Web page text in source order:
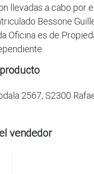
llevadas a cabo por
Bessone
Oficina es de
2567, S2300
vendedor